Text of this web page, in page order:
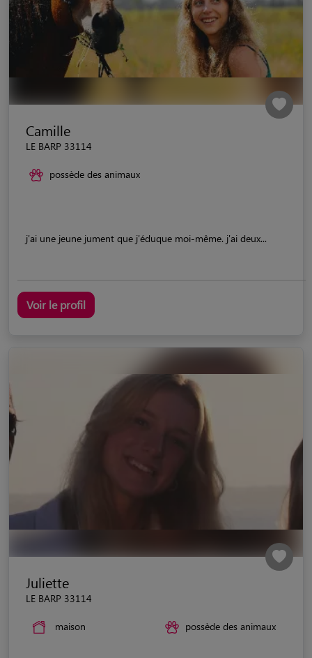
Camille
LE BARP 33114
possède des animaux
j'ai une jeune jument que j'éduque moi-même. j'ai deux...
Voir le profil
Juliette
LE BARP 33114
maison possède des animaux